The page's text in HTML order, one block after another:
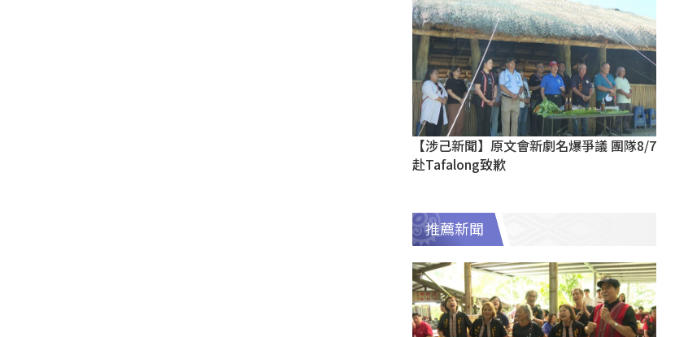
【涉己新聞】原文會新劇名爆爭議 團隊8/7
赴Tafalong致歉
推薦新聞